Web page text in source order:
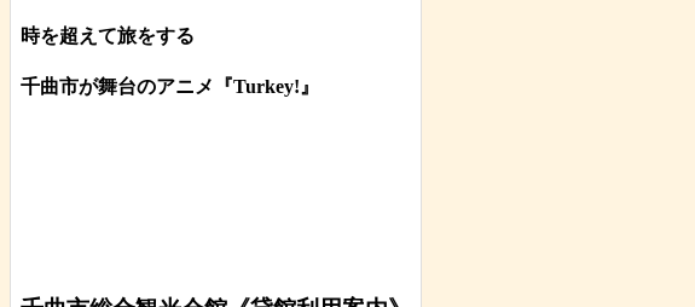
時を超えて旅をする
千曲市が舞台のアニメ『Turkey!』